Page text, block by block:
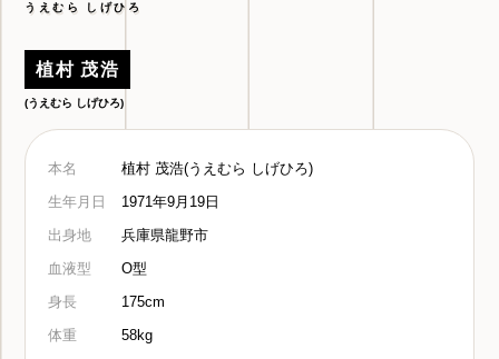
うえむら しげひろ
植村 茂浩
(うえむら しげひろ)
本名
植村 茂浩(うえむら しげひろ)
生年月日
1971年9月19日
出身地
兵庫県龍野市
血液型
O型
身長
175cm
体重
58kg